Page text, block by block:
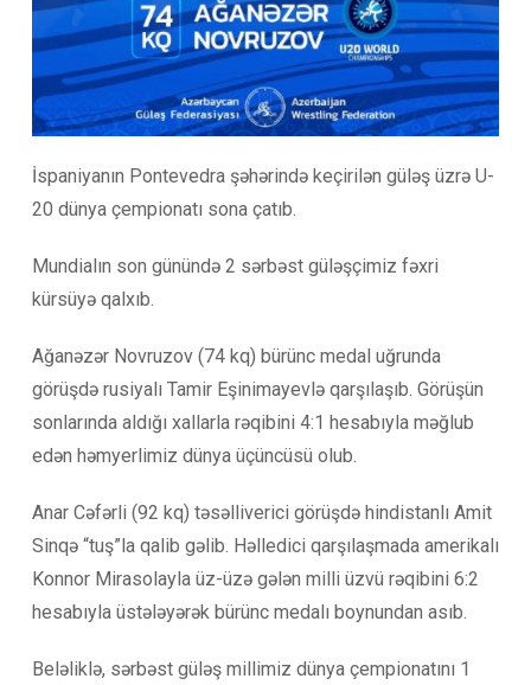
İspaniyanın Pontevedra şəhərində keçirilən güləş üzrə U-
20 dünya çempionatı sona çatıb.
Mundialın son günündə 2 sərbəst güləşçimiz fəxri
kürsüyə qalxıb.
Ağanəzər Novruzov (74 kq) bürünc medal uğrunda
görüşdə rusiyalı Tamir Eşinimayevlə qarşılaşıb. Görüşün
sonlarında aldığı xallarla rəqibini 4:1 hesabıyla məğlub
edən həmyerlimiz dünya üçüncüsü olub.
Anar Cəfərli (92 kq) təsəlliverici görüşdə hindistanlı Amit
Sinqə “tuş”la qalib gəlib. Həlledici qarşılaşmada amerikalı
Konnor Mirasolayla üz-üzə gələn milli üzvü rəqibini 6:2
hesabıyla üstələyərək bürünc medalı boynundan asıb.
Beləliklə, sərbəst güləş millimiz dünya çempionatını 1